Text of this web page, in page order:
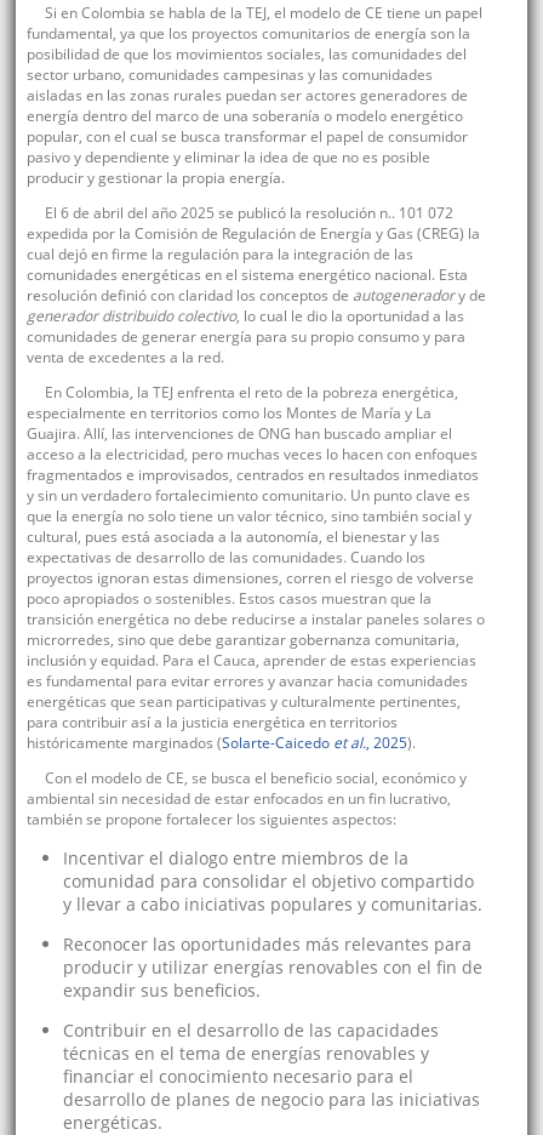
Si en Colombia se habla de la TEJ, el modelo de CE tiene un papel
fundamental, ya que los proyectos comunitarios de energía son la
posibilidad de que los movimientos sociales, las comunidades del
sector urbano, comunidades campesinas y las comunidades
aisladas en las zonas rurales puedan ser actores generadores de
energía dentro del marco de una soberanía o modelo energético
popular, con el cual se busca transformar el papel de consumidor
pasivo y dependiente y eliminar la idea de que no es posible
producir y gestionar la propia energía.
El 6 de abril del año 2025 se publicó la resolución n.. 101 072
expedida por la Comisión de Regulación de Energía y Gas (CREG) la
cual dejó en firme la regulación para la integración de las
comunidades energéticas en el sistema energético nacional. Esta
resolución definió con claridad los conceptos de autogeneradory de
generador distribuido colectivo, lo cual le dio la oportunidad a las
comunidades de generar energía para su propio consumo y para
venta de excedentes a la red.
En Colombia, la TEJ enfrenta el reto de la pobreza energética,
especialmente en territorios como los Montes de María y La
Guajira. Allí, las intervenciones de ONG han buscado ampliar el
acceso a la electricidad, pero muchas veces lo hacen con enfoques
fragmentados e improvisados, centrados en resultados inmediatos
y sin un verdadero fortalecimiento comunitario. Un punto clave es
que la energía no solo tiene un valor técnico, sino también social y
cultural, pues está asociada a la autonomía, el bienestar y las
expectativas de desarrollo de las comunidades. Cuando los
proyectos ignoran estas dimensiones, corren el riesgo de volverse
poco apropiados o sostenibles. Estos casos muestran que la
transición energética no debe reducirse a instalar paneles solares o
microrredes, sino que debe garantizar gobernanza comunitaria,
inclusión y equidad. Para el Cauca, aprender de estas experiencias
es fundamental para evitar errores y avanzar hacia comunidades
energéticas que sean participativas y culturalmente pertinentes,
para contribuir así a la justicia energética en territorios
históricamente marginados (Solarte-Caicedo et al., 2025).
Con el modelo de CE, se busca el beneficio social, económico y
ambiental sin necesidad de estar enfocados en un fin lucrativo,
también se propone fortalecer los siguientes aspectos:
Incentivar el dialogo entre miembros de la
comunidad para consolidar el objetivo compartido
y llevar a cabo iniciativas populares y comunitarias.
Reconocer las oportunidades más relevantes para
producir y utilizar energías renovables con el fin de
expandir sus beneficios.
Contribuir en el desarrollo de las capacidades
técnicas en el tema de energías renovables y
financiar el conocimiento necesario para el
desarrollo de planes de negocio para las iniciativas
energéticas.